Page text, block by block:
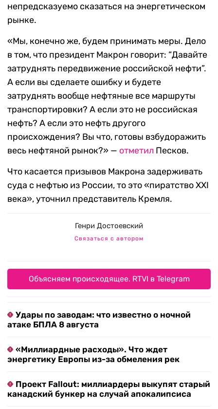
непредсказуемо сказаться на энергетическом
рынке.
«Мы, конечно же, будем принимать меры. Дело
в том, что президент Макрон говорит: “Давайте
затруднять передвижение российской нефти”.
А если вы сделаете ошибку и будете
затруднять вообще нефтяные все маршруты
транспортировки? А если это не российская
нефть? А если это нефть другого
происхождения? Вы что, готовы взбудоражить
весь нефтяной рынок?» — отметил Песков.
Что касается призывов Макрона задерживать
суда с нефтью из России, то это «пиратство XXI
века», уточнил представитель Кремля.
Генри Достоевский
Связаться с автором
Объясняем происходящее. RTVI в Telegram
Удары по заводам: что известно о ночной
атаке БПЛА 8 августа
«Миллиардные расходы». Что ждет
энергетику Европы из-за обмеления рек
Проект Fallout: миллиардеры выкупят старый
канадский бункер на случай апокалипсиса